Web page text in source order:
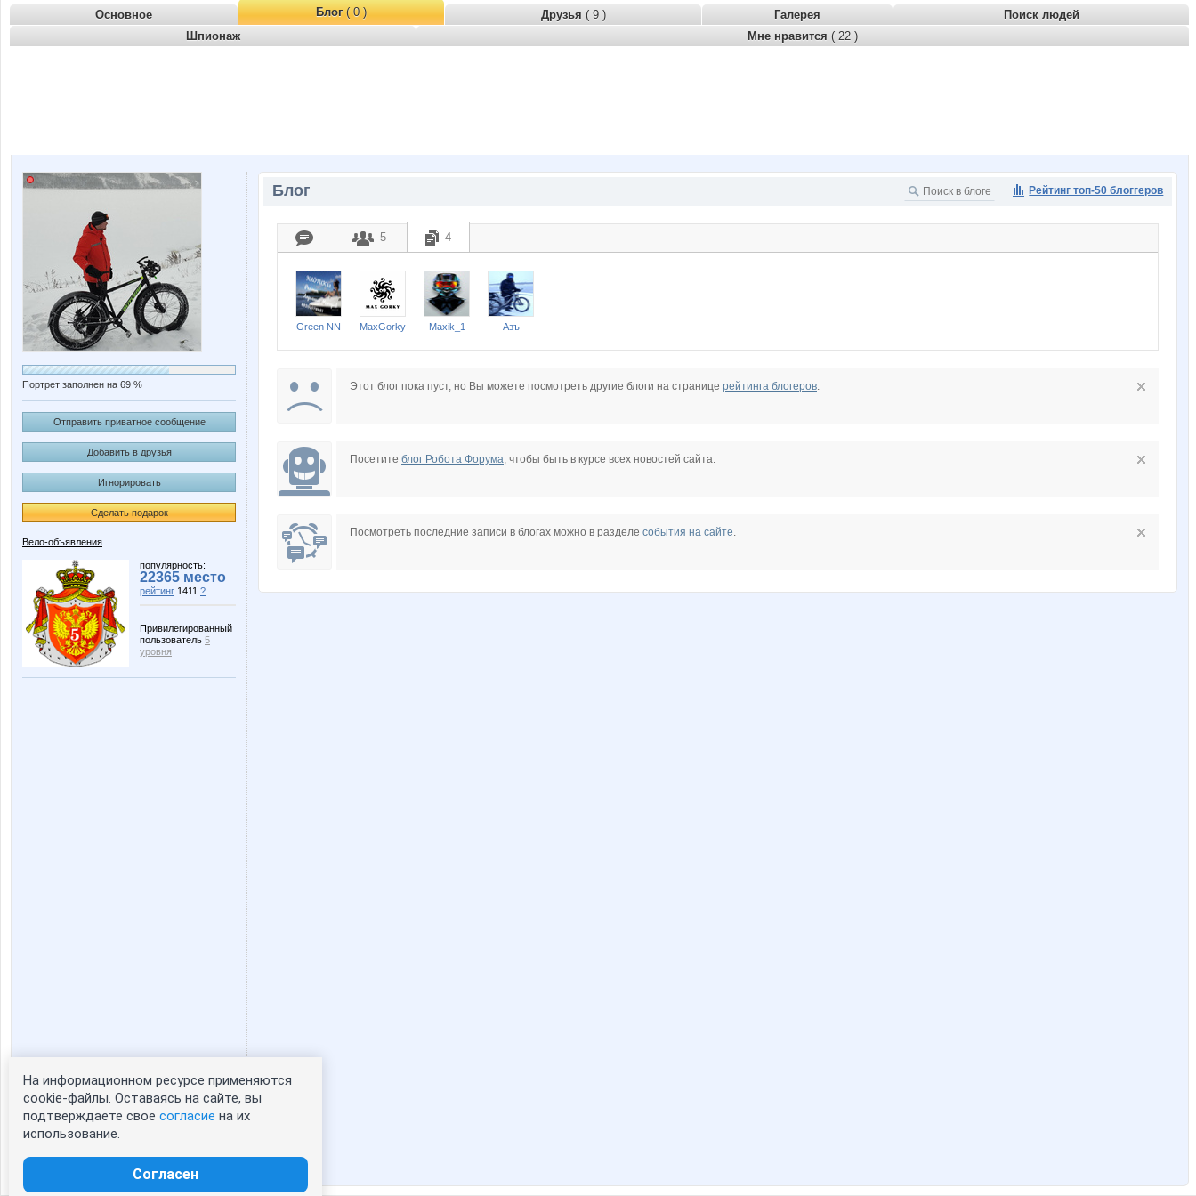
Основное Блог( 0 ) Друзья ( 9 ) Галерея
Поиск людей
Шпионаж
Мне нравится ( 22 )
Портрет заполнен на 69 %
Отправить приватное сообщение
Добавить в друзья
Игнорировать
Сделать подарок
Вело-объявления
популярность:
22365 место
рейтинг 1411 ?
Привилегированный
пользователь 5
уровня
Статистика портрета:
сейчас просматривают портрет - 0
зарегистрированные пользователи
Рейтинг топ-50 блоггеров
Блог
5 4
Green NN MaxGorky Maxik_1 Азъ
Этот блог пока пуст, но Вы можете посмотреть другие блоги на странице рейтинга блогеров.
Посетите блог Робота Форума, чтобы быть в курсе всех новостей сайта.
Посмотреть последние записи в блогах можно в разделе события на сайте.
На информационном ресурсе применяются
cookie-файлы. Оставаясь на сайте, вы
подтверждаете свое согласие на их
использование.
Согласен